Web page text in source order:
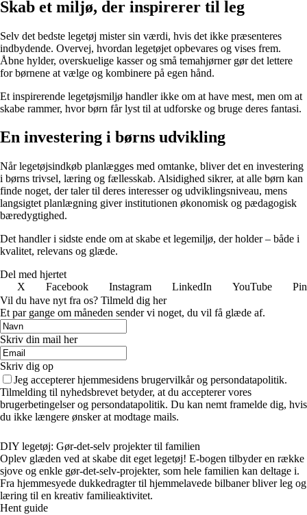
Skab et miljø, der inspirerer til leg
Selv det bedste legetøj mister sin værdi, hvis det ikke præsenteres
indbydende. Overvej, hvordan legetøjet opbevares og vises frem.
Åbne hylder, overskuelige kasser og små temahjørner gør det lettere
for børnene at vælge og kombinere på egen hånd.
Et inspirerende legetøjsmiljø handler ikke om at have mest, men om at
skabe rammer, hvor børn får lyst til at udforske og bruge deres fantasi.
En investering i børns udvikling
Når legetøjsindkøb planlægges med omtanke, bliver det en investering
i børns trivsel, læring og fællesskab. Alsidighed sikrer, at alle børn kan
finde noget, der taler til deres interesser og udviklingsniveau, mens
langsigtet planlægning giver institutionen økonomisk og pædagogisk
bæredygtighed.
Det handler i sidste ende om at skabe et legemiljø, der holder – både i
kvalitet, relevans og glæde.
Del med hjertet
X
Facebook Instagram LinkedIn YouTube
Vil du have nyt fra os? Tilmeld dig her
Et par gange om måneden sender vi noget, du vil få glæde af.
Skriv din mail her
Skriv dig op
Jeg accepterer hjemmesidens brugervilkår og persondatapolitik.
Tilmelding til nyhedsbrevet betyder, at du accepterer vores
brugerbetingelser og persondatapolitik. Du kan nemt framelde dig, hvis
du ikke længere ønsker at modtage mails.
DIY legetøj: Gør-det-selv projekter til familien
Oplev glæden ved at skabe dit eget legetøj! E-bogen tilbyder en række
sjove og enkle gør-det-selv-projekter, som hele familien kan deltage i.
Fra hjemmesyede dukkedragter til hjemmelavede bilbaner bliver leg og
læring til en kreativ familieaktivitet.
Hent guide